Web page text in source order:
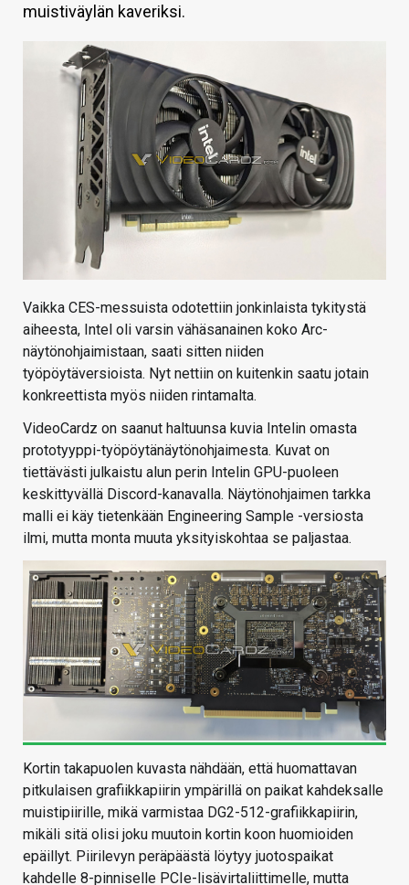
KAUPPA
VAIHDA TEEMA
muistiväylän kaveriksi.
Vaikka CES-messuista odotettiin jonkinlaista tykitystä
aiheesta, Intel oli varsin vähäsanainen koko Arc-
näytönohjaimistaan, saati sitten niiden
työpöytäversioista. Nyt nettiin on kuitenkin saatu jotain
konkreettista myös niiden rintamalta.
VideoCardz on saanut haltuunsa kuvia Intelin omasta
prototyyppi-työpöytänäytönohjaimesta. Kuvat on
tiettävästi julkaistu alun perin Intelin GPU-puoleen
keskittyvällä Discord-kanavalla. Näytönohjaimen tarkka
malli ei käy tietenkään Engineering Sample -versiosta
ilmi, mutta monta muuta yksityiskohtaa se paljastaa.
Kortin takapuolen kuvasta nähdään, että huomattavan
pitkulaisen grafiikkapiirin ympärillä on paikat kahdeksalle
muistipiirille, mikä varmistaa DG2-512-grafiikkapiirin,
mikäli sitä olisi joku muutoin kortin koon huomioiden
epäillyt. Piirilevyn peräpäästä löytyy juotospaikat
kahdelle 8-pinniselle PCIe-lisävirtaliittimelle, mutta